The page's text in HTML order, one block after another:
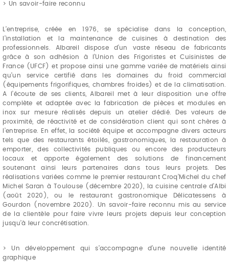
> Un savoir-faire reconnu
L’entreprise, créée en 1976, se spécialise dans la conception,
l’installation et la maintenance de cuisines à destination des
professionnels. Albareil dispose d’un vaste réseau de fabricants
grâce à son adhésion à l’Union des Frigoristes et Cuisinistes de
France (UFCF) et propose ainsi une gamme variée de matériels ainsi
qu’un service certifié dans les domaines du froid commercial
(équipements frigorifiques, chambres froides) et de la climatisation.
A l’écoute de ses clients, Albareil met à leur disposition une offre
complète et adaptée avec la fabrication de pièces et modules en
inox sur mesure réalisés depuis un atelier dédié. Des valeurs de
proximité, de réactivité et de considération client qui sont chères à
l’entreprise. En effet, la société équipe et accompagne divers acteurs
tels que des restaurants étoilés, gastronomiques, la restauration à
emporter, des collectivités publiques ou encore des producteurs
locaux et apporte également des solutions de financement
soutenant ainsi leurs partenaires dans tous leurs projets.
Des
réalisations variées comme le premier restaurant Croq’Michel du chef
Michel Saran à Toulouse (décembre 2020), la cuisine centrale d’Albi
(août 2020), ou le restaurant gastronomique Délicatessens à
Gourdon (novembre 2020). Un savoir-faire reconnu mis au service
de la clientèle pour faire vivre leurs projets depuis leur conception
jusqu’à leur concrétisation.
> Un développement qui s’accompagne d’une nouvelle identité
graphique